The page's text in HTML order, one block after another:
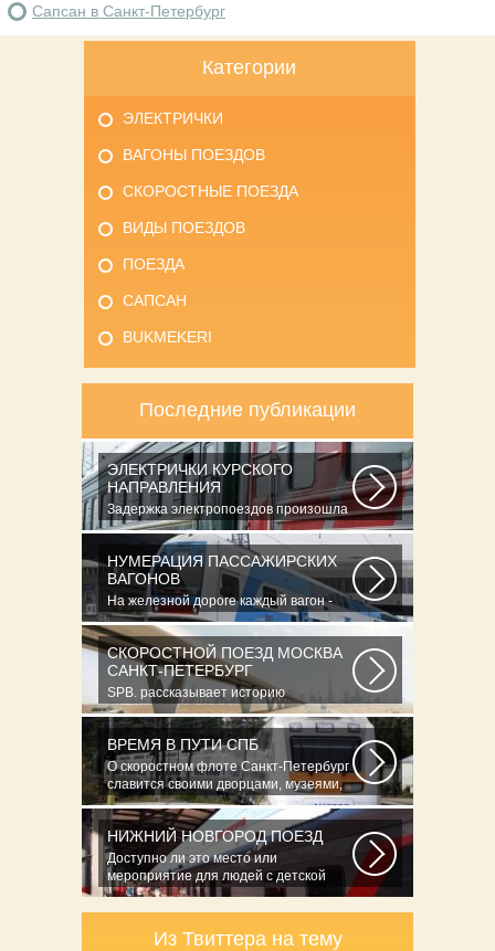
Сапсан в Санкт-Петербург
Категории
ЭЛЕКТРИЧКИ
ВАГОНЫ ПОЕЗДОВ
СКОРОСТНЫЕ ПОЕЗДА
ВИДЫ ПОЕЗДОВ
ПОЕЗДА
САПСАН
BUKMEKERI
Последние публикации
ЭЛЕКТРИЧКИ КУРСКОГО
НАПРАВЛЕНИЯ
Задержка электропоездов произошла
из-за огнетушителя, обнаруженного
на...
НУМЕРАЦИЯ ПАССАЖИРСКИХ
ВАГОНОВ
На железной дороге каждый вагон -
как автомобиль - имеет свой личный
номер...
СКОРОСТНОЙ ПОЕЗД МОСКВА
САНКТ-ПЕТЕРБУРГ
SPB. рассказывает историю
крупнейшей железнодорожной
катастрофы страны...
ВРЕМЯ В ПУТИ СПБ
О скоростном флоте Санкт-Петербург
славится своими дворцами, музеями,
архитектурными...
НИЖНИЙ НОВГОРОД ПОЕЗД
Доступно ли это место или
мероприятие для людей с детской
коляской?ДаНетНе...
Из Твиттера на тему